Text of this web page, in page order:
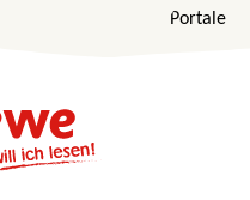
Portale